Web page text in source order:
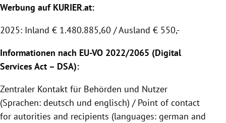
Werbung auf KURIER.at:
2025: Inland € 1.480.885,60 / Ausland € 550,-
Informationen nach EU-VO 2022/2065 (Digital
Services Act – DSA):
Zentraler Kontakt für Behörden und Nutzer
(Sprachen: deutsch und englisch) / Point of contact
for autorities and recipients (languages: german and